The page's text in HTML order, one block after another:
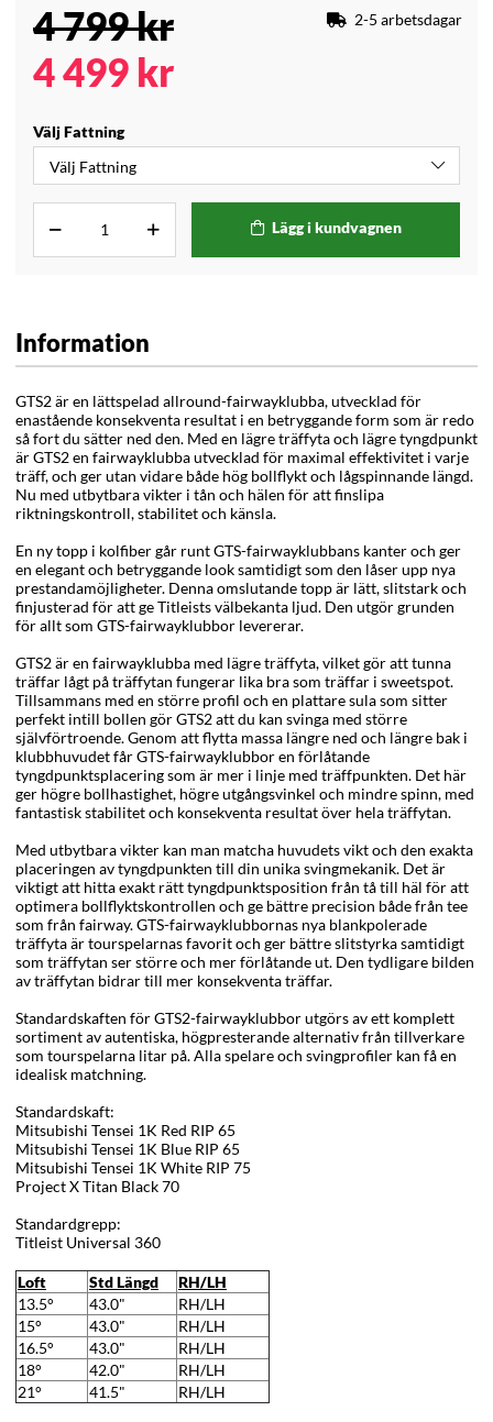
4 799kr
4 499 kr
2-5 arbetsdagar
Välj Fattning
Lägg i kundvagnen
Information
GTS2 är en lättspelad allround-fairwayklubba, utvecklad för
enastående konsekventa resultat i en betryggande form som är redo
så fort du sätter ned den. Med en lägre träffyta och lägre tyngdpunkt
är GTS2 en fairwayklubba utvecklad för maximal effektivitet i varje
träff, och ger utan vidare både hög bollflykt och lågspinnande längd.
Nu med utbytbara vikter i tån och hälen för att finslipa
riktningskontroll, stabilitet och känsla.
En ny topp i kolfiber går runt GTS-fairwayklubbans kanter och ger
en elegant och betryggande look samtidigt som den låser upp nya
prestandamöjligheter. Denna omslutande topp är lätt, slitstark och
finjusterad för att ge Titleists välbekanta ljud. Den utgör grunden
för allt som GTS-fairwayklubbor levererar.
GTS2 är en fairwayklubba med lägre träffyta, vilket gör att tunna
träffar lågt på träffytan fungerar lika bra som träffar i sweetspot.
Tillsammans med en större profil och en plattare sula som sitter
perfekt intill bollen gör GTS2 att du kan svinga med större
självförtroende. Genom att flytta massa längre ned och längre bak i
klubbhuvudet får GTS-fairwayklubbor en förlåtande
tyngdpunktsplacering som är mer i linje med träffpunkten. Det här
ger högre bollhastighet, högre utgångsvinkel och mindre spinn, med
fantastisk stabilitet och konsekventa resultat över hela träffytan.
Med utbytbara vikter kan man matcha huvudets vikt och den exakta
placeringen av tyngdpunkten till din unika svingmekanik. Det är
viktigt att hitta exakt rätt tyngdpunktsposition från tå till häl för att
optimera bollflyktskontrollen och ge bättre precision både från tee
som från fairway. GTS-fairwayklubbornas nya blankpolerade
träffyta är tourspelarnas favorit och ger bättre slitstyrka samtidigt
som träffytan ser större och mer förlåtande ut. Den tydligare bilden
av träffytan bidrar till mer konsekventa träffar.
Standardskaften för GTS2-fairwayklubbor utgörs av ett komplett
sortiment av autentiska, högpresterande alternativ från tillverkare
som tourspelarna litar på. Alla spelare och svingprofiler kan få en
idealisk matchning.
Standardskaft:
Mitsubishi Tensei 1K Red RIP 65
Mitsubishi Tensei 1K Blue RIP 65
Mitsubishi Tensei 1K White RIP 75
Project X Titan Black 70
Standardgrepp:
Titleist Universal 360
Loft Std Längd
RH/LH
13.5°
43.0"
RH/LH
15°
43.0"
RH/LH
16.5°
43.0"
RH/LH
18°
42.0"
RH/LH
21°
41.5" RH/LH